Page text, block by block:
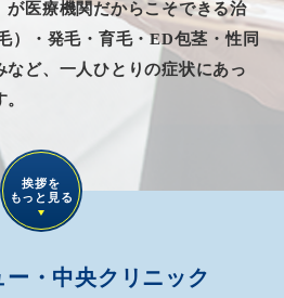
が医療機関だからこそできる治
）・発毛・育毛・ED包茎・性同
ど、 一人ひとりの症状にあっ
挨拶を
もっと見る
・中央クリニック